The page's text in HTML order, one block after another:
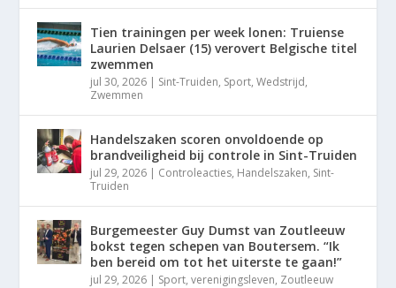
Tien trainingen per week lonen: Truiense
Laurien Delsaer (15) verovert Belgische titel
zwemmen
jul 30, 2026 | Sint-Truiden, Sport,Wedstrijd,
Zwemmen
Handelszaken scoren onvoldoende op
brandveiligheid bij controle in Sint-Truiden
jul 29, 2026 | Controleacties, Handelszaken, Sint-
Truiden
Burgemeester Guy Dumst van Zoutleeuw
bokst tegen schepen van Boutersem. “Ik
ben bereid om tot het uiterste te gaan!”
jul 29, 2026 | Sport,verenigingsleven, Zoutleeuw